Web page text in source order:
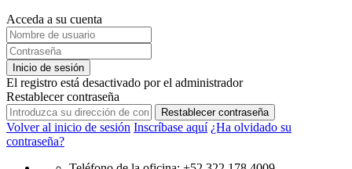
Acceda a su cuenta
Inicio de sesión
El registro está desactivado por el administrador
Restablecer contraseña
Restablecer contraseña
Volver al inicio de sesión Inscríbase aquí ¿Ha olvidado su
contraseña?